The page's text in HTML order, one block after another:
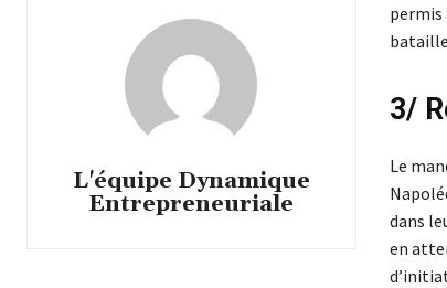
L'équipe Dynamique
Entrepreneuriale
permis
3/
Le
dans
en